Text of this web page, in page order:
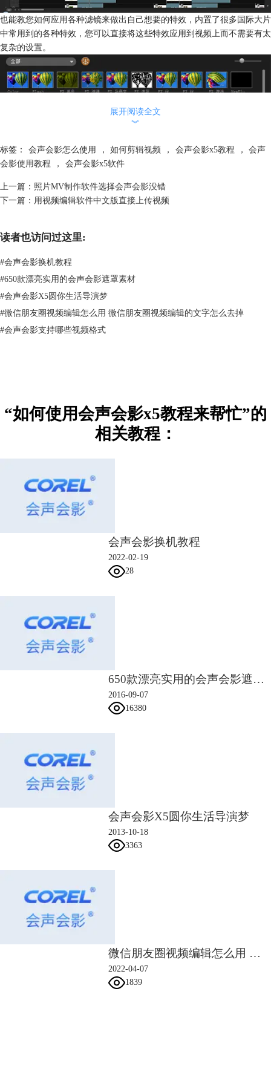
也能教您如何应用各种滤镜来做出自己想要的特效，内置了很多国际大片
中常用到的各种特效，您可以直接将这些特效应用到视频上而不需要有太
复杂的设置。
如果您只是简单的剪辑一些视频也可以做到，会声会影x5教程中会教您如
会声会影x5非常适合个人及家庭制作视频使用，操作简单很容易上手，是
视频爱好者的必备产品。现在提供会声会影x5下载的网站很多，但大部分
都是不合格的破解版，要想更好的使用会声会影x5，就到会声会影官网下
展开阅读全文
︾
标签： 会声会影怎么使用 ， 如何剪辑视频 ， 会声会影x5教程 ，
会声
会影使用教程
， 会声会影x5软件
上一篇： 照片MV制作软件选择会声会影没错
下一篇： 用视频编辑软件中文版直接上传视频
读者也访问过这里:
#会声会影换机教程
#650款漂亮实用的会声会影遮罩素材
#会声会影X5圆你生活导演梦
#微信朋友圈视频编辑怎么用 微信朋友圈视频编辑的文字怎么去掉
#会声会影支持哪些视频格式
“如何使用会声会影x5教程来帮忙”的
相关教程：
会声会影换机教程
2022-02-19
28
650款漂亮实用的会声会影遮罩素材
2016-09-07
16380
会声会影X5圆你生活导演梦
2013-10-18
3363
微信朋友圈视频编辑怎么用 微信朋友圈视频编辑的文字怎么去掉
2022-04-07
1839